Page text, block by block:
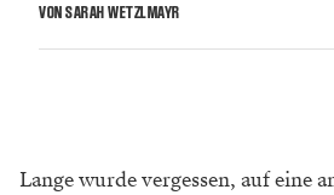
VON SARAH WETZLMAYR
Lange wurde vergessen, auf eine